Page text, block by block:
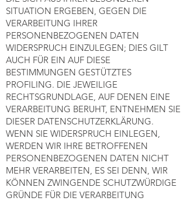
SITUATION ERGEBEN, GEGEN DIE
VERARBEITUNG IHRER
PERSONENBEZOGENEN DATEN
WIDERSPRUCH EINZULEGEN; DIES GILT
AUCH FÜR EIN AUF DIESE
BESTIMMUNGEN GESTÜTZTES
PROFILING. DIE JEWEILIGE
RECHTSGRUNDLAGE, AUF DENEN EINE
VERARBEITUNG BERUHT, ENTNEHMEN SIE
DIESER DATENSCHUTZERKLÄRUNG.
WENN SIE WIDERSPRUCH EINLEGEN,
WERDEN WIR IHRE BETROFFENEN
PERSONENBEZOGENEN DATEN NICHT
MEHR VERARBEITEN, ES SEI DENN, WIR
KÖNNEN ZWINGENDE SCHUTZWÜRDIGE
GRÜNDE FÜR DIE VERARBEITUNG